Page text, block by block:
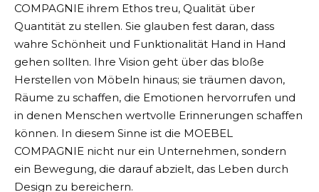
COMPAGNIE ihrem Ethos treu, Qualität über
Quantität zu stellen. Sie glauben fest daran, dass
wahre Schönheit und Funktionalität Hand in Hand
gehen sollten. Ihre Vision geht über das bloße
Herstellen von Möbeln hinaus; sie träumen davon,
Räume zu schaffen, die Emotionen hervorrufen und
in denen Menschen wertvolle Erinnerungen schaffen
können. In diesem Sinne ist die MOEBEL
COMPAGNIE nicht nur ein Unternehmen, sondern
ein Bewegung, die darauf abzielt, das Leben durch
Design zu bereichern.